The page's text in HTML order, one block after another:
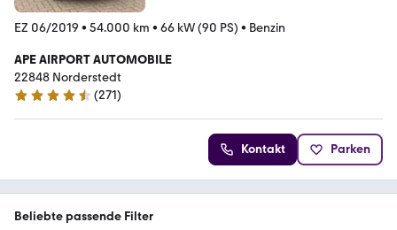
EZ 06/2019 • 54.000 km • 66 kW (90 PS) • Benzin
APE AIRPORT AUTOMOBILE
22848 Norderstedt
4.7 Sterne
(271)
Kontakt Parken
Beliebte passende Filter